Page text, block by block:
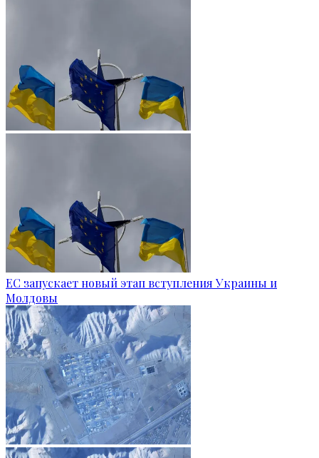
ЕС запускает новый этап вступления Украины и
Молдовы